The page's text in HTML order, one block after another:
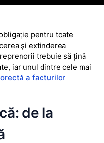
pentru toate
și extinderea
trebuie să țină
iar unul dintre cele mai
a facturilor
de la